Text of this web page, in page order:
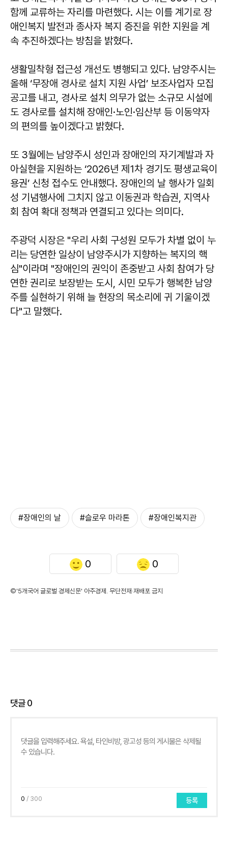
함께 교류하는 자리를 마련했다. 시는 이를 계기로 장
애인복지 발전과 종사자 복지 증진을 위한 지원을 계
속 추진하겠다는 방침을 밝혔다.
생활밀착형 접근성 개선도 병행되고 있다. 남양주시는
올해 ‘무장애 경사로 설치 지원 사업’ 보조사업자 모집
공고를 내고, 경사로 설치 의무가 없는 소규모 시설에
도 경사로를 설치해 장애인·노인·임산부 등 이동약자
의 편의를 높이겠다고 밝혔다.
또 3월에는 남양주시 성인과 장애인의 자기계발과 자
아실현을 지원하는 ‘2026년 제1차 경기도 평생교육이
용권’ 신청 접수도 안내했다. 장애인의 날 행사가 일회
성 기념행사에 그치지 않고 이동권과 학습권, 지역사
회 참여 확대 정책과 연결되고 있다는 의미다.
주광덕 시장은 "우리 사회 구성원 모두가 차별 없이 누
리는 당연한 일상이 남양주시가 지향하는 복지의 핵
심"이라며 "장애인의 권익이 존중받고 사회 참여가 당
연한 권리로 보장받는 도시, 시민 모두가 행복한 남양
주를 실현하기 위해 늘 현장의 목소리에 귀 기울이겠
다"고 말했다.
#장애인의 날 #슬로우 마라톤 #장애인복지관
0 0
©'5개국어 글로벌 경제신문' 아주경제. 무단전재·재배포 금지
댓글0
0 / 300 등록